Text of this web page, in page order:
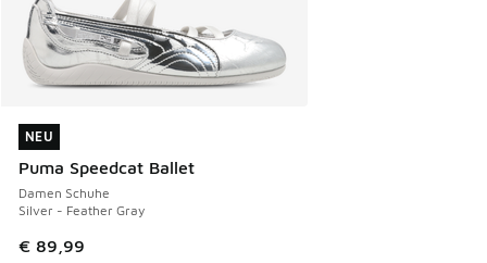
NEU
Puma Speedcat Ballet
Damen Schuhe
Silver - Feather Gray
€ 89,99
NEU